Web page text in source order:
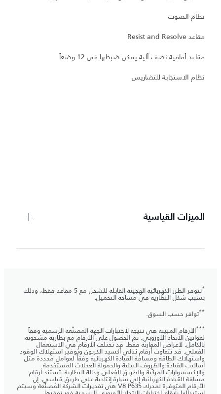
نظام الصوت
مقاعد Resist and Resolve
مقاعد أمامية نصف آلية يمكن ضبطها في 12 وضعاً
نظام الاستجابة للتضاريس
الميزات القياسية
* تتوفر الطرز الكهربائية الهجينة القابلة للشحن مع 5 مقاعد فقط، وذلك
بسبب شكل البطارية في مساحة التحميل.
**توافر حسب السوق.
***الأرقام المبينة هي نتيجة لاختبارات الجهة المصنِّعة الرسمية وفقاً
لقوانين الاتحاد الأوروبي. تم الحصول على الأرقام مع بطارية مشحونة
بالكامل. لأغراض المقارنة فقط. قد تختلف الأرقام في الاستعمال
الفعلي. قد تتفاوت أرقام ثنائي أكسيد الكربون وتوفير استهلاك الوقود
واستهلاك الطاقة ومسافة القيادة الكهربائية وفقاً لعوامل محددة مثل
أساليب القيادة والظروف البيئية والحمولة العجلات المستخدمة
والإكسسوارات المركّبة والطريق الفعلي وحالة البطارية. تستند أرقام
مسافة القيادة الكهربائية إلى سيارة إنتاجية على طريق قياسي. إن
الأرقام المتوفرة لمحرك V8 P635 هي تقديرات الشركة المُصنِّعة وسيتم